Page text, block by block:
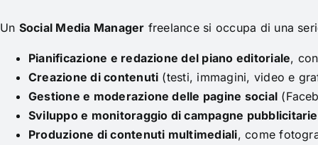
Un Social Media Manager freelance si occupa di una
Pianificazione e redazione del piano editoriale,
Creazione di contenuti (testi, immagini, video e
Gestione e moderazione delle pagine social
Sviluppo e monitoraggio di campagne pubblicitarie
Produzione di contenuti multimediali, come